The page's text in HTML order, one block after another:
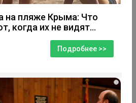
на пляже Крыма: Что
когда их не видят...
Подробнее >>
i